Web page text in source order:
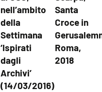
nell’ambito
della
Settimana
‘Ispirati
dagli
Archivi’
(14/03/2016)
Santa
Croce in
Roma,
2018